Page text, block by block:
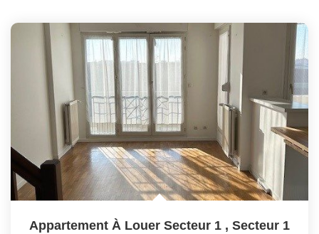
Appartement À Louer Secteur 1 , Secteur 1